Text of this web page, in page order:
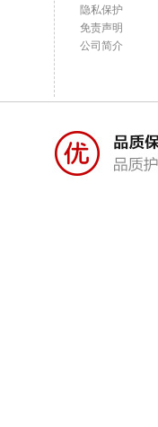
隐私保护
免责声明
公司简介